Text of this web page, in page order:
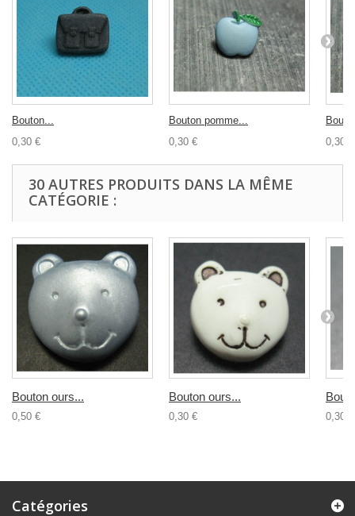
Bouton...
0,30 €
Bouton pomme...
0,30 €
0,30 €
30 AUTRES PRODUITS DANS LA MÊME
CATÉGORIE :
Bouton ours...
0,50 €
Bouton ours...
0,30 € 0,30 €
Catégories